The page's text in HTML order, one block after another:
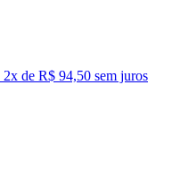
2x de R$ 94,50 sem juros